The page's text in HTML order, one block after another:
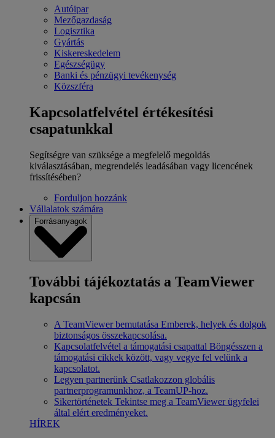
Autóipar
Mezőgazdaság
Logisztika
Gyártás
Kiskereskedelem
Egészségügy
Banki és pénzügyi tevékenység
Közszféra
Kapcsolatfelvétel értékesítési
csapatunkkal
Segítségre van szüksége a megfelelő megoldás
kiválasztásában, megrendelés leadásában vagy licencének
frissítésében?
Forduljon hozzánk
Vállalatok számára
Forrásanyagok
További tájékoztatás a TeamViewer
kapcsán
A TeamViewer bemutatása Emberek, helyek és dolgok
biztonságos összekapcsolása.
Kapcsolatfelvétel a támogatási csapattal Böngésszen a
támogatási cikkek között, vagy vegye fel velünk a
kapcsolatot.
Legyen partnerünk Csatlakozzon globális
partnerprogramunkhoz, a TeamUP-hoz.
Sikertörténetek Tekintse meg a TeamViewer ügyfelei
által elért eredményeket.
HÍREK